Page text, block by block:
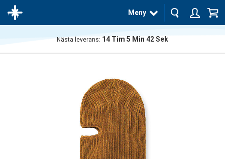
Meny
Nästa leverans: 14 Tim 5 Min 42Sek